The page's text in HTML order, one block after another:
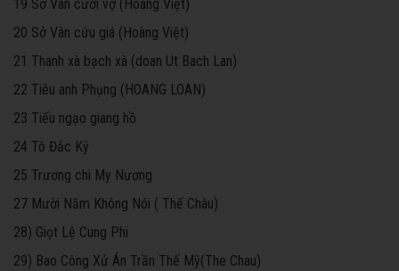
19 Sở Vân cưới vợ (Hoàng Việt)
20 Sở Vân cứu giá (Hoàng Việt)
21 Thanh xà bạch xà (doan Ut Bach Lan)
22 Tiêu anh Phụng (HOANG LOAN)
23 Tiếu ngạo giang hồ
24 Tô Đắc Kỷ
25 Trương chi My Nương
27 Mười Năm Không Nói ( Thế Châu)
28) Giọt Lệ Cung Phi
29) Bao Công Xử Án Trần Thế Mỹ(The Chau)